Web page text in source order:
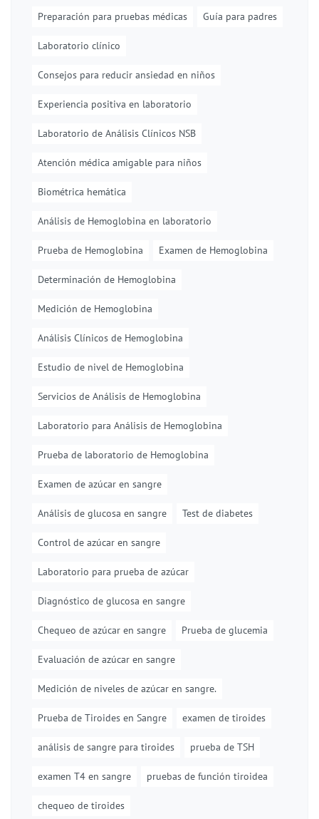
Preparación para pruebas médicas Guía para padres
Laboratorio clínico
Consejos para reducir ansiedad en niños
Experiencia positiva en laboratorio
Laboratorio de Análisis Clínicos NSB
Atención médica amigable para niños
Biométrica hemática
Análisis de Hemoglobina en laboratorio
Prueba de Hemoglobina Examen de Hemoglobina
Determinación de Hemoglobina
Medición de Hemoglobina
Análisis Clínicos de Hemoglobina
Estudio de nivel de Hemoglobina
Servicios de Análisis de Hemoglobina
Laboratorio para Análisis de Hemoglobina
Prueba de laboratorio de Hemoglobina
Examen de azúcar en sangre
Análisis de glucosa en sangre Test de diabetes
Control de azúcar en sangre
Laboratorio para prueba de azúcar
Diagnóstico de glucosa en sangre
Chequeo de azúcar en sangre Prueba de glucemia
Evaluación de azúcar en sangre
Medición de niveles de azúcar en sangre.
Prueba de Tiroides en Sangre examen de tiroides
análisis de sangre para tiroides prueba de TSH
examen T4 en sangre pruebas de función tiroidea
chequeo de tiroides